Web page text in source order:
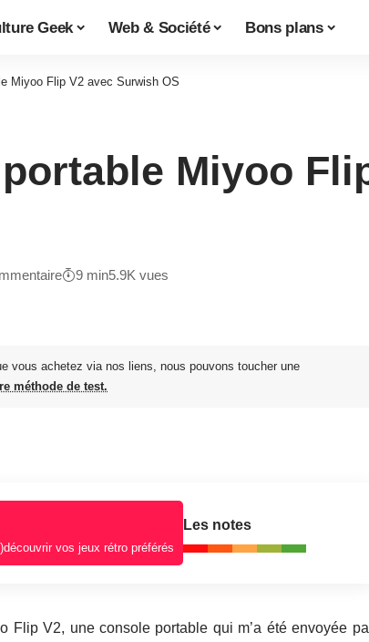
Geek Web & Société Bons plans
Miyoo Flip V2 avec Surwish OS
Miyoo
9 min5.9K vues
vous achetez via nos liens, nous pouvons toucher une
méthode de test.
vos jeux rétro préférés
Les notes
Flip V2, une console portable qui m’a été envoyée